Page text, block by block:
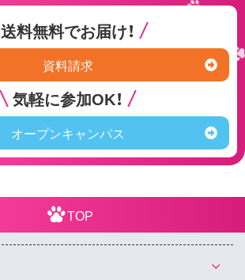
送料無料でお届け！
資料請求
気軽に参加OK！
オープンキャンパス
TOP